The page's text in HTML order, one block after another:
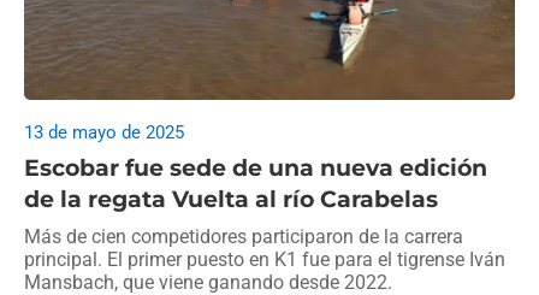
Escobar fue sede de una nueva edición
de la regata Vuelta al río Carabelas
13 de mayo de 2025
Más de cien competidores participaron de la carrera
principal. El primer puesto en K1 fue para el tigrense Iván
Mansbach, que viene ganando desde 2022.